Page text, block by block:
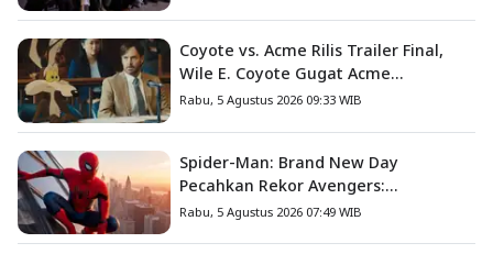
Coyote vs. Acme Rilis Trailer Final,
Wile E. Coyote Gugat Acme
Corporation ke Pengadilan
Rabu, 5 Agustus 2026 09:33 WIB
Spider-Man: Brand New Day
Pecahkan Rekor Avengers:
Endgame, Cetak Debut Box Office
Rabu, 5 Agustus 2026 07:49 WIB